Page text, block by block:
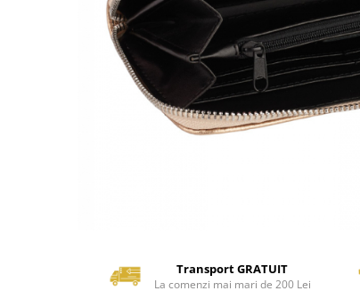
Transport GRATUIT
La comenzi mai mari de 200 Lei